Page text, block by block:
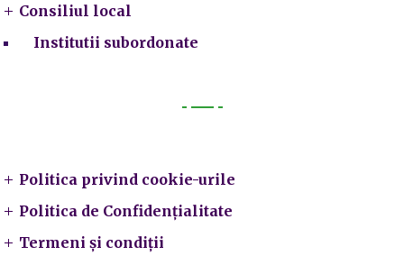
Consiliul local
Institutii subordonate
Politica privind cookie-urile
Politica de Confidențialitate
Termeni și condiții